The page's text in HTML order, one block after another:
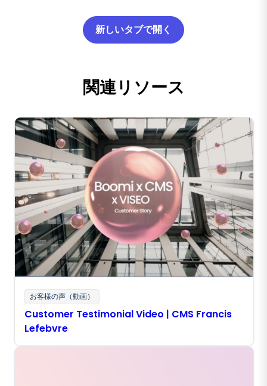
新しいタブで開く
関連リソース
お客様の声（動画）
Customer Testimonial Video | CMS Francis
Lefebvre